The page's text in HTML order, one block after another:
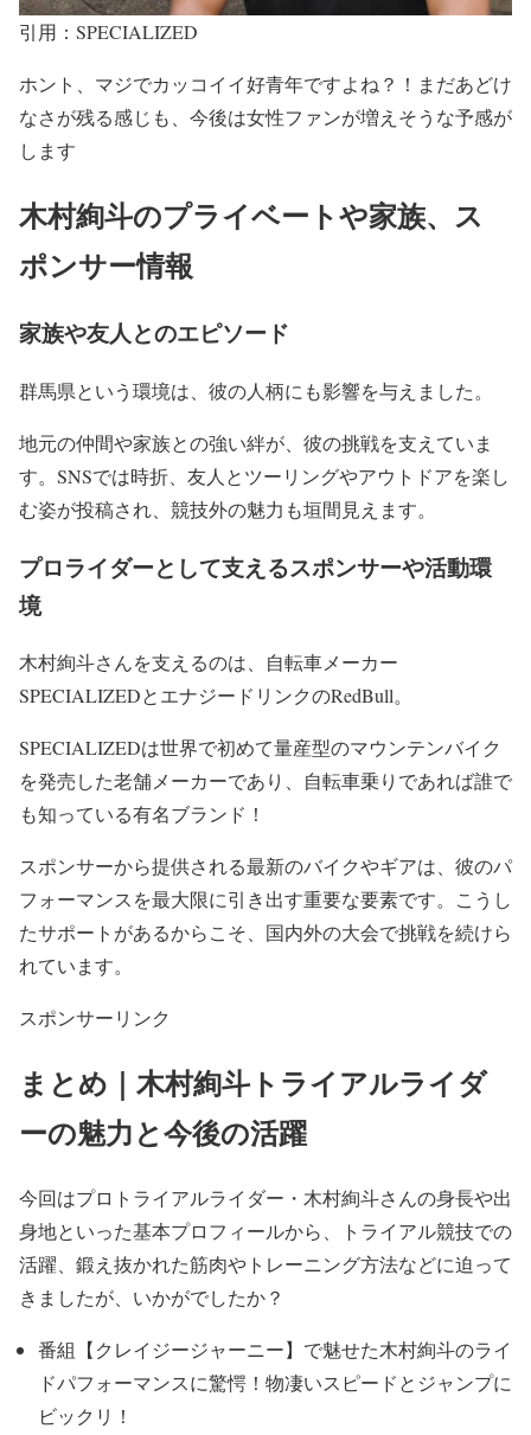
引用：SPECIALIZED
ホント、 マジでカッコイイ好青年ですよね？！まだあどけ
なさが残る感じも、今後は女性ファンが増えそうな予感が
します
木村絢斗のプライベートや家族、ス
ポンサー情報
家族や友人とのエピソード
群馬県という環境は、彼の人柄にも影響を与えました。
地元の仲間や家族との強い絆が、彼の挑戦を支えていま
す。SNSでは時折、友人とツーリングやアウトドアを楽し
む姿が投稿され、競技外の魅力も垣間見えます。
プロライダーとして支えるスポンサーや活動環
境
木村絢斗さんを支えるのは、自転車メーカー
SPECIALIZEDとエナジードリンクのRedBull。
SPECIALIZEDは世界で初めて量産型のマウンテンバイク
を発売した老舗メーカーであり、自転車乗りであれば誰で
も知っている有名ブランド！
スポンサーから提供される最新のバイクやギアは、彼のパ
フォーマンスを最大限に引き出す重要な要素です。こうし
たサポートがあるからこそ、国内外の大会で挑戦を続けら
れています。
スポンサーリンク
まとめ｜木村絢斗トライアルライダ
ーの魅力と今後の活躍
今回はプロトライアルライダー・木村絢斗さんの身長や出
身地といった基本プロフィールから、トライアル競技での
活躍、鍛え抜かれた筋肉やトレーニング方法などに迫って
きましたが、いかがでしたか？
番組【クレイジージャーニー】で魅せた木村絢斗のライ
ドパフォーマンスに驚愕！ 物凄いスピードとジャンプに
ビックリ！